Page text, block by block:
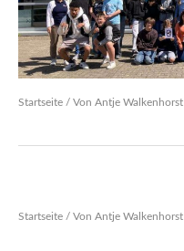
Startseite / Von Antje Walkenhorst
Startseite / Von Antje Walkenhorst